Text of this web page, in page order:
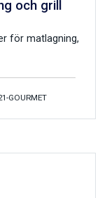
och grill
för matlagning,
GOURMET